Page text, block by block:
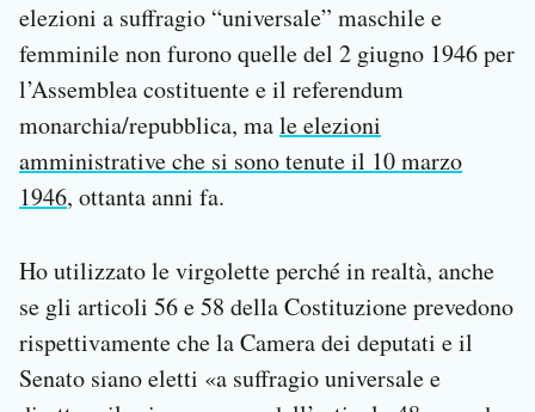
elezioni a suffragio “universale” maschile e
femminile non furono quelle del 2 giugno 1946 per
l’Assemblea costituente e il referendum
monarchia/repubblica, male elezioni
amministrative che si sono tenute il 10 marzo
1946, ottanta anni fa.
Ho utilizzato le virgolette perché in realtà, anche
se gli articoli 56 e 58 della Costituzione prevedono
rispettivamente che la Camera dei deputati e il
Senato siano eletti «a suffragio universale e